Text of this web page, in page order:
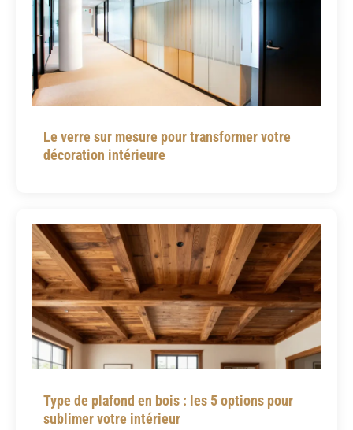
Le verre sur mesure pour transformer votre
décoration intérieure
Type de plafond en bois : les 5 options pour
sublimer votre intérieur